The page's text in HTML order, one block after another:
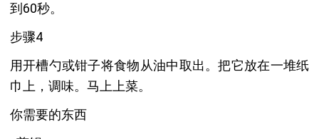
到60秒。
步骤4
用开槽勺或钳子将食物从油中取出。把它放在一堆纸
巾上，调味。马上上菜。
你需要的东西